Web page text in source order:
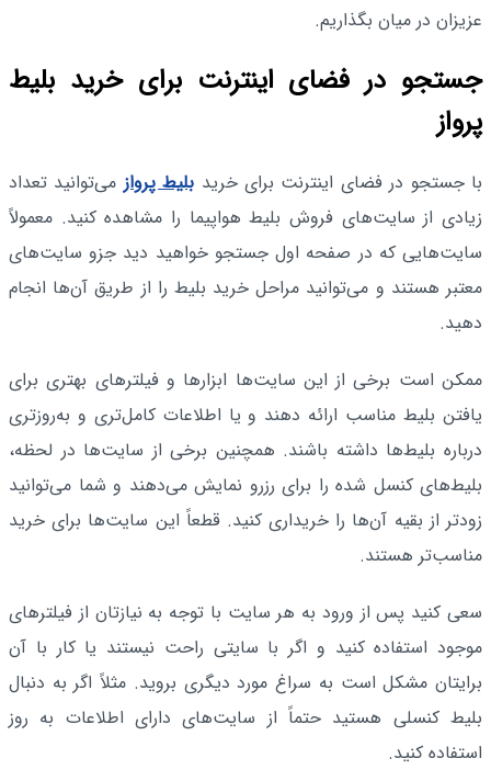
عزیزان در میان بگذاریم.
جستجو در فضای اینترنت برای خرید بلیط
پرواز
با جستجو در فضای اینترنت برای خرید بلیط پروازمی‌توانید تعداد
زیادی از سایت‌های فروش بلیط هواپیما را مشاهده کنید. معمولاً
سایت‌هایی که در صفحه اول جستجو خواهید دید جزو سایت‌های
معتبر هستند و می‌توانید مراحل خرید بلیط را از طریق آن‌ها انجام
دهید.
ممکن است برخی از این سایت‌ها ابزارها و فیلترهای بهتری برای
یافتن بلیط مناسب ارائه دهند و یا اطلاعات کامل‌تری و به‌روزتری
درباره بلیط‌ها داشته باشند. همچنین برخی از سایت‌ها در لحظه،
بلیط‌های کنسل شده را برای رزرو نمایش می‌دهند و شما می‌توانید
زودتر از بقیه آن‌ها را خریداری کنید. قطعاً این سایت‌ها برای خرید
مناسب‌تر هستند.
سعی کنید پس از ورود به هر سایت با توجه به نیازتان از فیلترهای
موجود استفاده کنید و اگر با سایتی راحت نیستند یا کار با آن
برایتان مشکل است به سراغ مورد دیگری بروید. مثلاً اگر به دنبال
بلیط کنسلی هستید حتماً از سایت‌های دارای اطلاعات به روز
استفاده کنید.